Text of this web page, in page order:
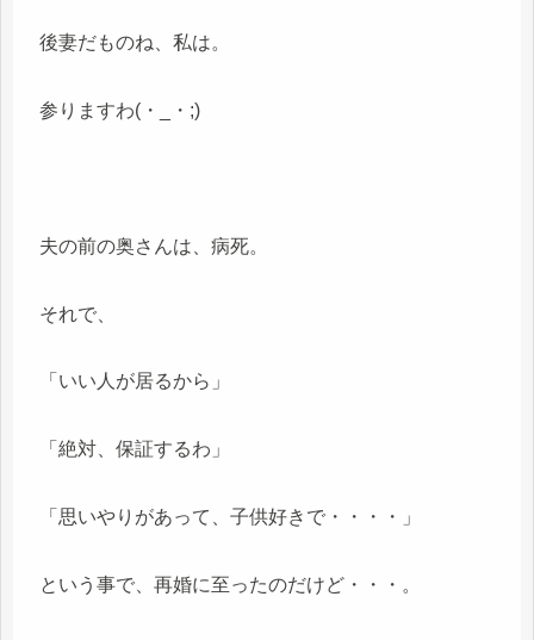
後妻だものね、私は。
参りますわ(・_・;)
夫の前の奥さんは、病死。
それで、
「いい人が居るから」
「絶対、保証するわ」
「思いやりがあって、子供好きで・・・・」
という事で、再婚に至ったのだけど・・・。